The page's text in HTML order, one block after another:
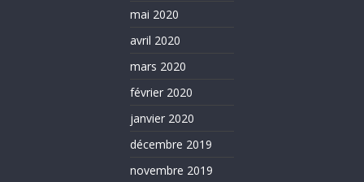
mai 2020
avril 2020
mars 2020
février 2020
janvier 2020
décembre 2019
novembre 2019